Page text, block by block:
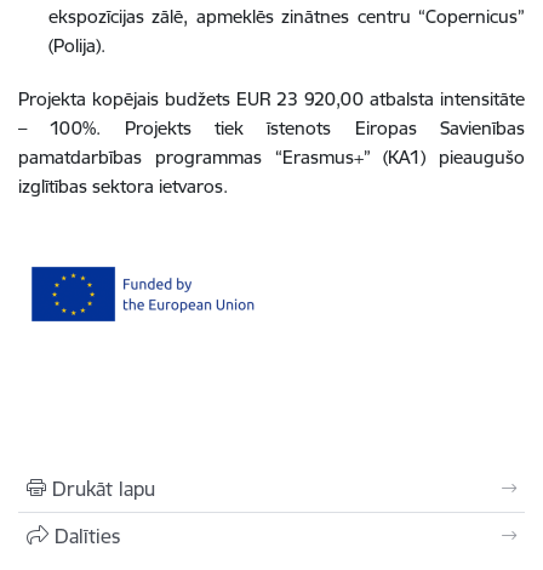
ekspozīcijas zālē, apmeklēs zinātnes centru “Copernicus”
(Polija).
Projekta kopējais budžets EUR 23 920,00 atbalsta intensitāte
– 100%. Projekts tiek īstenots Eiropas Savienības
pamatdarbības programmas “Erasmus+” (KA1) pieaugušo
izglītības sektora ietvaros.
Drukāt lapu
Dalīties